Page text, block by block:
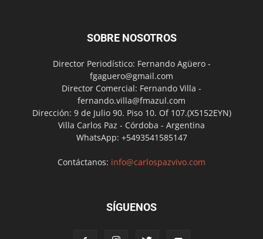
SOBRE NOSOTROS
Director Periodístico: Fernando Agüero -
fgaguero@gmail.com
Director Comercial: Fernando Villa -
fernando.villa@fmazul.com
Dirección: 9 de Julio 90. Piso 10. Of 107.(X5152EYN)
Villa Carlos Paz - Córdoba - Argentina
WhatsApp: +5493541585147
Contáctanos: info@carlospazvivo.com
SÍGUENOS